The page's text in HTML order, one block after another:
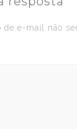
de e-mail não